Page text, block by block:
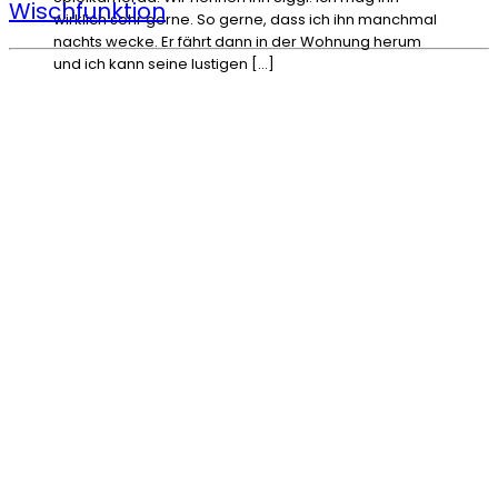
wirklich sehr gerne. So gerne, dass ich ihn manchmal
nachts wecke. Er fährt dann in der Wohnung herum
und ich kann seine lustigen […]
Wischfunktion